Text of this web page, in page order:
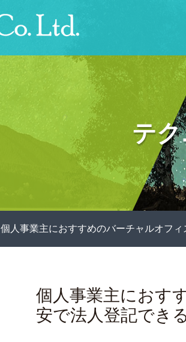
テ
個人事業主におすすめのバーチャルオフ
個人事業主におす
安で法人登記でき